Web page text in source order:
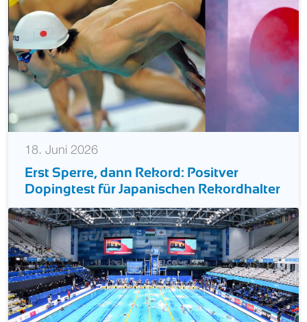
18. Juni 2026
Erst Sperre, dann Rekord: Positver
Dopingtest für Japanischen Rekordhalter